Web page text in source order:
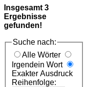
Insgesamt 3
Ergebnisse
gefunden!
Suche nach:
Alle Wörter
Irgendein Wort
Exakter Ausdruck
Reihenfolge: